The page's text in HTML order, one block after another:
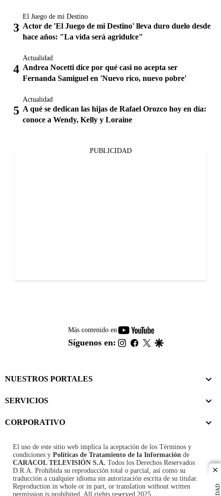
El Juego de mi Destino
Actor de 'El Juego de mi Destino' lleva duro duelo desde
hace años: "La vida será agridulce"
Actualidad
Andrea Nocetti dice por qué casi no acepta ser
Fernanda Samiguel en 'Nuevo rico, nuevo pobre'
Actualidad
A qué se dedican las hijas de Rafael Orozco hoy en día:
conoce a Wendy, Kelly y Loraine
PUBLICIDAD
Más contenido en
youtube-
footer
Síguenos en: instagram
facebook
twitter
NUESTROS PORTALES
SERVICIOS
CORPORATIVO
El uso de este sitio web implica la aceptación de los Términos y
condiciones y Políticas de Tratamiento de la Información de
CARACOL TELEVISIÓN S.A. Todos los Derechos Reservados
D.R.A. Prohibida su reproducción total o parcial, así como su
traducción a cualquier idioma sin autorización escrita de su titular.
Reproduction in whole or in part, or translation without written
permission is prohibited. All rights reserved 2025.